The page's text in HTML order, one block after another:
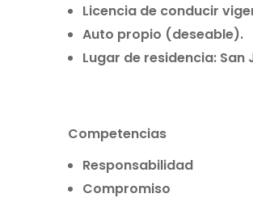
Licencia de conducir
Auto propio (deseable).
Lugar de residencia: San
Competencias
Responsabilidad
Compromiso